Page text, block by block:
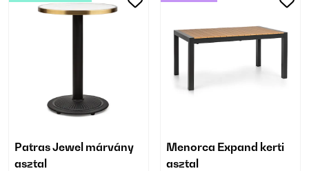
Patras Jewel márvány
asztal
Menorca Expand kerti
asztal